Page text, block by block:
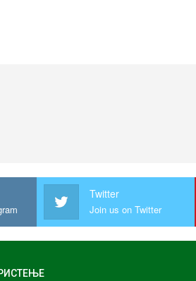
Twitter
Join us on Twitter